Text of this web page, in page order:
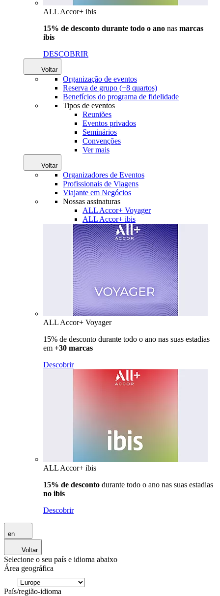
ALL Accor+ ibis
15% de desconto durante todo o ano nas marcas
ibis
DESCOBRIR
Voltar
Organização de eventos
Reserva de grupo (+8 quartos)
Benefícios do programa de fidelidade
Tipos de eventos
Reuniões
Eventos privados
Seminários
Convenções
Ver mais
Voltar
Organizadores de Eventos
Profissionais de Viagens
Viajante em Negócios
Nossas assinaturas
ALL Accor+ Voyager
ALL Accor+ ibis
ALL Accor+ Voyager
15% de desconto durante todo o ano nas suas estadias
em +30 marcas
Descobrir
ALL Accor+ ibis
15% de desconto durante todo o ano nas suas estadias
no ibis
Descobrir
en
Voltar
Selecione o seu país e idioma abaixo
Área geográfica
País/região-idioma